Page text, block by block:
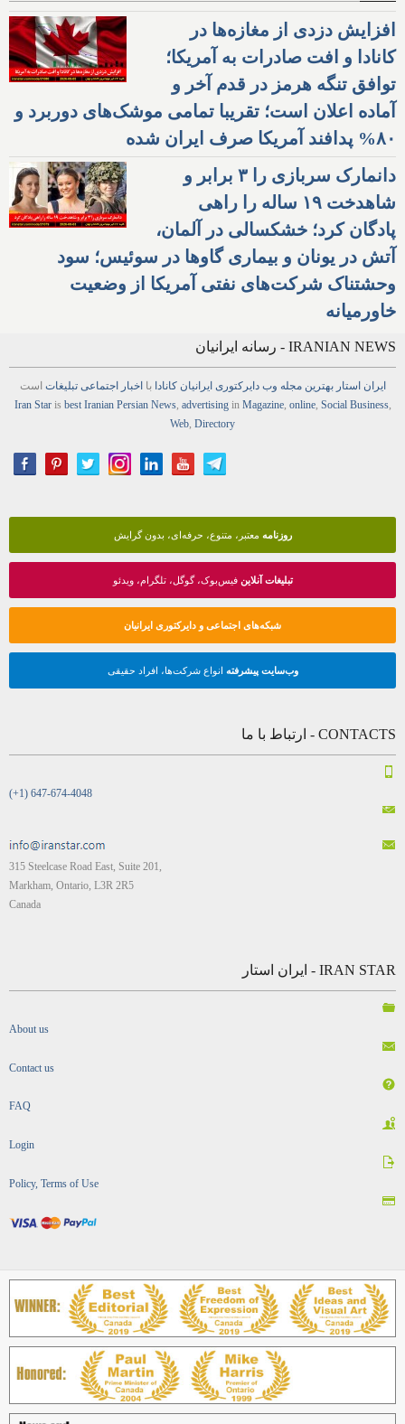
افزایش دزدی از مغازه‌ها در
کانادا و افت صادرات به آمریکا؛
توافق تنگه هرمز در قدم آخر و
آماده اعلان است؛ تقریبا تمامی موشک‌های دوربرد و
۸۰% پدافند آمریکا صرف ایران شده
دانمارک سربازی را ۳ برابر و
شاهدخت ۱۹ ساله را راهی
پادگان کرد؛ خشکسالی در آلمان،
آتش در یونان و بیماری گاوها در سوئیس؛ سود
وحشتناک شرکت‌های نفتی آمریکا از وضعیت
خاورمیانه
IRANIAN NEWS - رسانه ایرانیان
ایران استار بهترین مجله وب دایرکتوری ایرانیان کانادا بااخبار اجتماعی تبلیغات است
Iran Staris best Iranian Persian News, advertisingin Magazine, online, Social Business,
Web Directory
روزنامه معتبر، متنوع، حرفه‌ای، بدون گرایش
تبلیغات آنلاینفیس‌بوک، گوگل، تلگرام، ویدئو
شبکه‌های اجتماعی و دایرکتوری ایرانیان
وب‌سایت پیشرفته انواع شرکت‌ها، افراد حقیقی
CONTACTS - ارتباط با ما
(+1) 647-674-4048
315 Steelcase Road East, Suite 201,
Markham, Ontario, L3R 2R5
Canada
IRAN STAR - ایران استار
About us
Contact us
FAQ
Login
Policy, Terms of Use